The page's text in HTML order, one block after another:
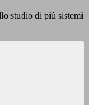
studio di più sistemi